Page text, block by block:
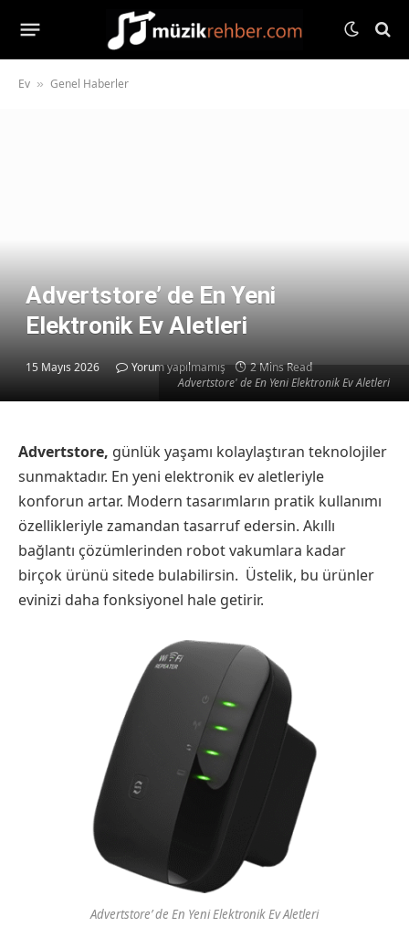
Ev » Genel Haberler
Advertstore' de En Yeni Elektronik Ev Aletleri
Advertstore’ de En Yeni
Elektronik Ev Aletleri
15 Mayıs 2026 Yorum yapılmamış 2 Mins Read
Advertstore, günlük yaşamı kolaylaştıran teknolojiler
sunmaktadır. En yeni elektronik ev aletleriyle
konforun artar. Modern tasarımların pratik kullanımı
özellikleriyle zamandan tasarruf edersin. Akıllı
bağlantı çözümlerinden robot vakumlara kadar
birçok ürünü sitede bulabilirsin. Üstelik, bu ürünler
evinizi daha fonksiyonel hale getirir.
Advertstore’ de En Yeni Elektronik Ev Aletleri